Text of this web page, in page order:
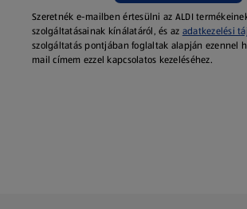
Szeretnék e-mailben értesülni az ALDI
szolgáltatásainak kínálatáról, és az adatkezelési
szolgáltatás pontjában foglaltak alapján ezennel
mail címem ezzel kapcsolatos kezeléséhez.